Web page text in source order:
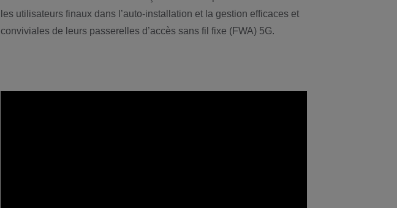
les utilisateurs finaux dans l’auto-installation et la gestion efficaces et
conviviales de leurs passerelles d’accès sans fil fixe (FWA) 5G.